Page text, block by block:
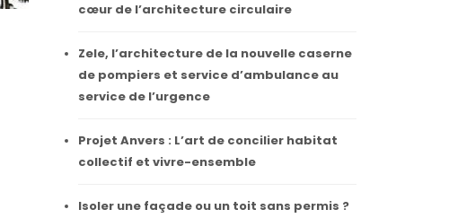
cœur de l’architecture circulaire
Zele, l’architecture de la nouvelle caserne
de pompiers et service d’ambulance au
service de l’urgence
Projet Anvers : L’art de concilier habitat
collectif et vivre-ensemble
Isoler une façade ou un toit sans permis ?